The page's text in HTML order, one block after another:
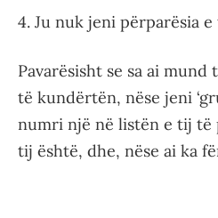
4. Ju nuk jeni përparësia
Pavarësisht se sa ai mund
të kundërtën, nëse jeni
numri një në listën e tij të
tij është, dhe, nëse ai ka